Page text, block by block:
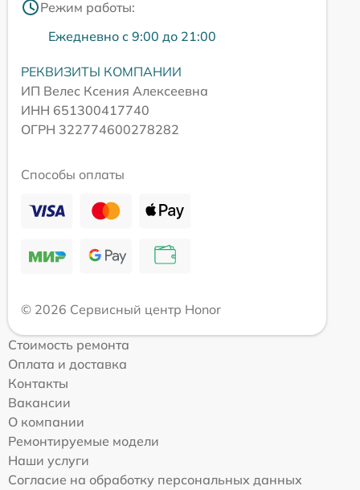
Режим работы:
Ежедневно с 9:00 до 21:00
РЕКВИЗИТЫ КОМПАНИИ
ИП Велес Ксения Алексеевна
ИНН 651300417740
ОГРН 322774600278282
Способы оплаты
© 2026 Сервисный центр Honor
Стоимость ремонта
Оплата и доставка
Контакты
Вакансии
О компании
Ремонтируемые модели
Наши услуги
Согласие на обработку персональных данных